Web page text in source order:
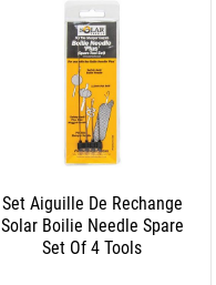
Set Aiguille De Rechange
Solar Boilie Needle Spare
Set Of 4 Tools